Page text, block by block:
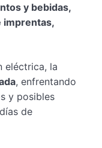
y bebidas,
imprentas,
eléctrica, la
, enfrentando
y posibles
de